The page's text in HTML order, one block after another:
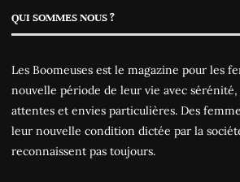
QUI SOMMES NOUS ?
Les Boomeuses est le magazine pour les
nouvelle période de leur vie avec
attentes et envies particulières. Des
leur nouvelle condition dictée par la
reconnaissent pas toujours.